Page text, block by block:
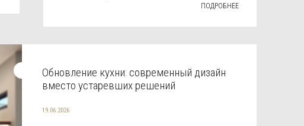
ПОДРОБНЕЕ
Обновление кухни: современный дизайн
вместо устаревших решений
19.06.2026